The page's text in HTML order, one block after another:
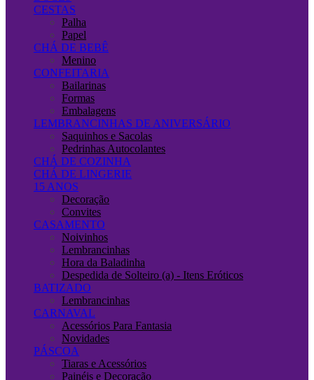
CESTAS
Palha
Papel
CHÁ DE BEBÊ
Menino
CONFEITARIA
Bailarinas
Formas
Embalagens
LEMBRANCINHAS DE ANIVERSÁRIO
Saquinhos e Sacolas
Pedrinhas Autocolantes
CHÁ DE COZINHA
CHÁ DE LINGERIE
15 ANOS
Decoração
Convites
CASAMENTO
Noivinhos
Lembrancinhas
Hora da Baladinha
Despedida de Solteiro (a) - Itens Eróticos
BATIZADO
Lembrancinhas
CARNAVAL
Acessórios Para Fantasia
Novidades
PÁSCOA
Tiaras e Acessórios
Painéis e Decoração